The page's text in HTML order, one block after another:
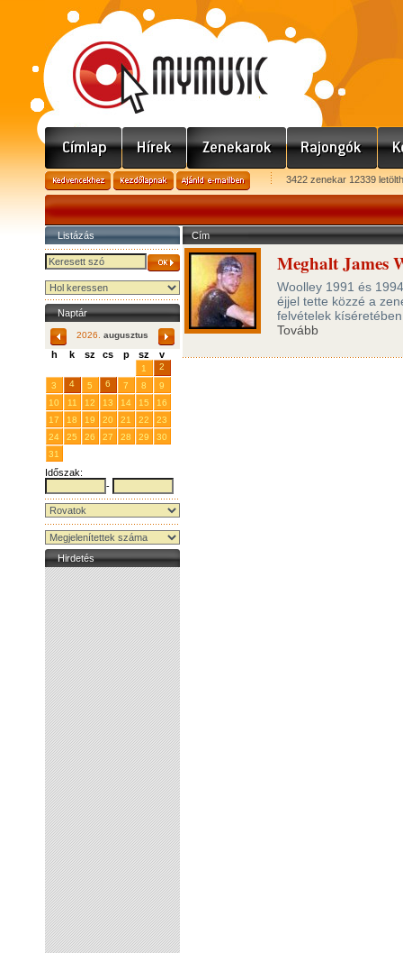
3422 zenekar 12339
Listázás
Naptár
2026. augusztus
h k sz cs p sz v
1
2
3
4 5 6 7 8
9
10
11 12 13 14 15
16
17
18 19 20 21 22
23
24
25 26 27 28 29
30
31
Időszak:
-
Hirdetés
Cím
Meghalt James
Woolley 1991 és
éjjel tette közzé a
felvételek
Tovább